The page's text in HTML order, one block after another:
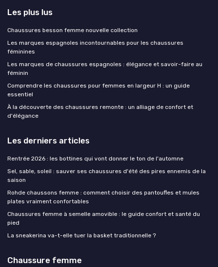
Les plus lus
Chaussures besson femme nouvelle collection
Les marques espagnoles incontournables pour les chaussures
féminines
Les marques de chaussures espagnoles : élégance et savoir-faire au
féminin
Comprendre les chaussures pour femmes en largeur H : un guide
essentiel
À la découverte des chaussures remonte : un alliage de confort et
d'élégance
Les derniers articles
Rentrée 2026 : les bottines qui vont donner le ton de l'automne
Sel, sable, soleil : sauver ses chaussures d'été des pires ennemis de la
saison
Rohde chaussons femme : comment choisir des pantoufles et mules
plates vraiment confortables
Chaussures femme à semelle amovible : le guide confort et santé du
pied
La sneakerina va-t-elle tuer la basket traditionnelle ?
Chaussure femme